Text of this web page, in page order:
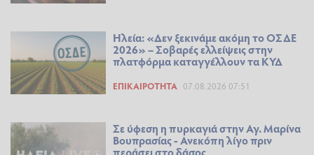
Ηλεία: «Δεν ξεκινάμε ακόμη το ΟΣΔΕ
2026» – Σοβαρές ελλείψεις στην
πλατφόρμα καταγγέλλουν τα ΚΥΔ
ΕΠΙΚΑΙΡΌΤΗΤΑ 07.08.2026 07:51
Σε ύφεση η πυρκαγιά στην Αγ. Μαρίνα
Βουπρασίας - Ανεκόπη λίγο πριν